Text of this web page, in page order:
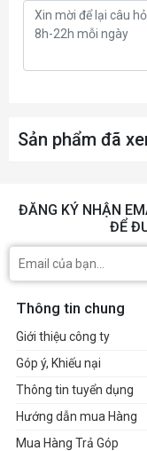
Sản phẩm đã
ĐĂNG KÝ NHẬN
ĐỂ
Thông tin chung
Giới thiệu công ty
Góp ý, Khiếu nại
Thông tin tuyển dụng
Hướng dẫn mua Hàng
Mua Hàng Trả Góp